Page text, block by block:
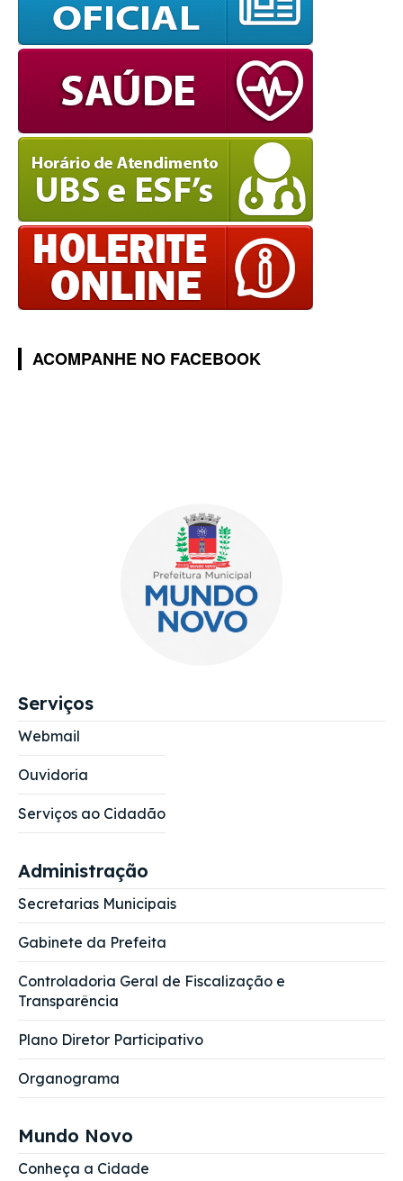
ACOMPANHE NO FACEBOOK
Serviços
Webmail
Ouvidoria
Serviços ao Cidadão
Administração
Secretarias Municipais
Gabinete da Prefeita
Controladoria Geral de Fiscalização e
Transparência
Plano Diretor Participativo
Organograma
Mundo Novo
Conheça a Cidade